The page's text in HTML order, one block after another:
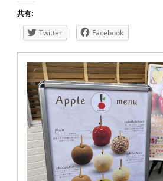
共有:
Twitter Facebook